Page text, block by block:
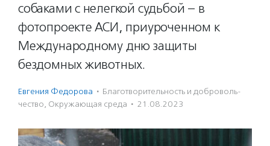
собаками с нелегкой судьбой – в
фотопроекте АСИ, приуроченном к
Международному дню защиты
бездомных животных.
Евгения Федорова · Благотвори­тель­ность и доброволь­
чест­во, Окружающая среда · 21.08.2023